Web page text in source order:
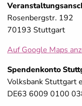
Rosenbergstr. 192
70193 Stuttgart
Auf Google Maps
Spendenkonto
Volksbank Stuttgart
DE63 6009 0100